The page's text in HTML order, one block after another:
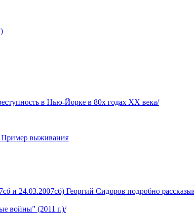
в Нью-Йорке в 80х годах XX века/
Пример выживания
и 24.03.2007сб) Георгий Сидоров подробно
войны" (2011 г.)/